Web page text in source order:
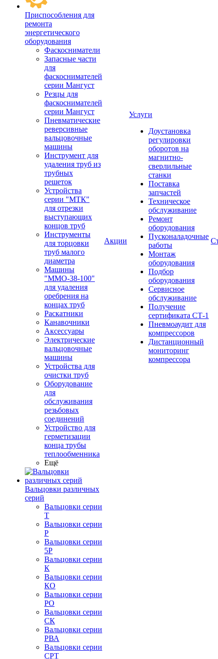
Приспособления для
ремонта
энергетического
оборудования
Фаскосниматели
Запасные части
для
фаскоснимателей
серии Мангуст
Резцы для
фаскоснимателей
серии Мангуст
Пневматические
реверсивные
вальцовочные
машины
Инструмент для
удаления труб из
трубных
решеток
Устройства
серии "МТК"
для отрезки
выступающих
концов труб
Инструменты
для торцовки
труб малого
диаметра
Машины
"ММО-38-100"
для удаления
оребрения на
концах труб
Раскатники
Канавочники
Аксессуары
Электрические
вальцовочные
машины
Устройства для
очистки труб
Оборудование
для
обслуживания
резьбовых
соединений
Устройство для
герметизации
конца трубы
теплообменника
Ещё
Вальцовки различных
серий
Вальцовки серии
Т
Вальцовки серии
Р
Вальцовки серии
5Р
Вальцовки серии
К
Вальцовки серии
КО
Вальцовки серии
РО
Вальцовки серии
СК
Вальцовки серии
РВА
Вальцовки серии
СРТ
Акции
Услуги
Доустановка
регулировки
оборотов на
магнитно-
сверлильные
станки
Поставка
запчастей
Техническое
обслуживание
Ремонт
оборудования
Пусконаладочные
работы
Монтаж
оборудования
Подбор
оборудования
Сервисное
обслуживание
Получение
сертификата СТ-1
Пневмоаудит для
компрессоров
Дистанционный
мониторинг
компрессора